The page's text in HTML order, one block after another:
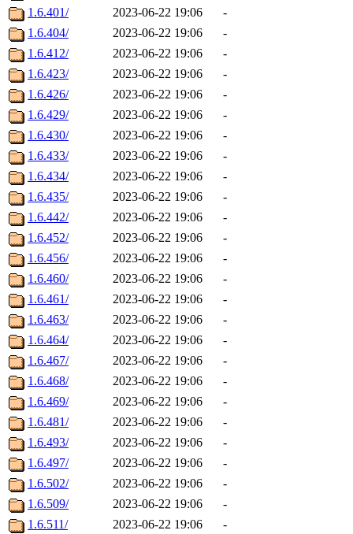
1.6.401/
2023-06-22 19:06
-
1.6.404/
2023-06-22 19:06
-
1.6.412/
2023-06-22 19:06
-
1.6.423/
2023-06-22 19:06
-
1.6.426/
2023-06-22 19:06
-
1.6.429/
2023-06-22 19:06
-
1.6.430/
2023-06-22 19:06
-
1.6.433/
2023-06-22 19:06
-
1.6.434/
2023-06-22 19:06
-
1.6.435/
2023-06-22 19:06
-
1.6.442/
2023-06-22 19:06
-
1.6.452/
2023-06-22 19:06
-
1.6.456/
2023-06-22 19:06
-
1.6.460/
2023-06-22 19:06
-
1.6.461/
2023-06-22 19:06
-
1.6.463/
2023-06-22 19:06
-
1.6.464/
2023-06-22 19:06
-
1.6.467/
2023-06-22 19:06
-
1.6.468/
2023-06-22 19:06
-
1.6.469/
2023-06-22 19:06
-
1.6.481/
2023-06-22 19:06
-
1.6.493/
2023-06-22 19:06
-
1.6.497/
2023-06-22 19:06
-
1.6.502/
2023-06-22 19:06
-
1.6.509/
2023-06-22 19:06
-
1.6.511/
2023-06-22 19:06
-